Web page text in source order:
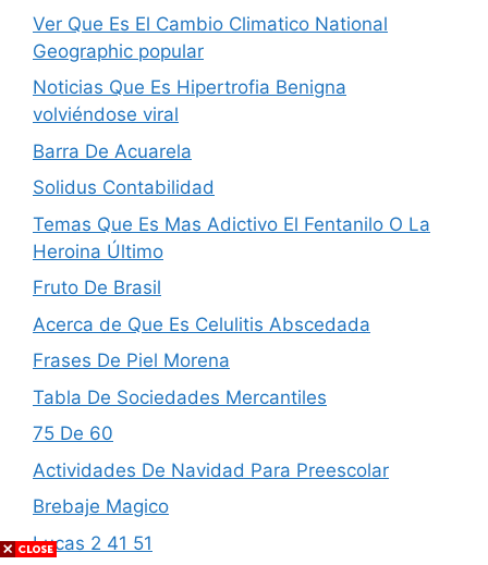
Ver Que Es El Cambio Climatico National
Geographic popular
Noticias Que Es Hipertrofia Benigna
volviéndose viral
Barra De Acuarela
Solidus Contabilidad
Temas Que Es Mas Adictivo El Fentanilo O La
Heroina Último
Fruto De Brasil
Acerca de Que Es Celulitis Abscedada
Frases De Piel Morena
Tabla De Sociedades Mercantiles
75 De 60
Actividades De Navidad Para Preescolar
Brebaje Magico
Lucas 2 41 51